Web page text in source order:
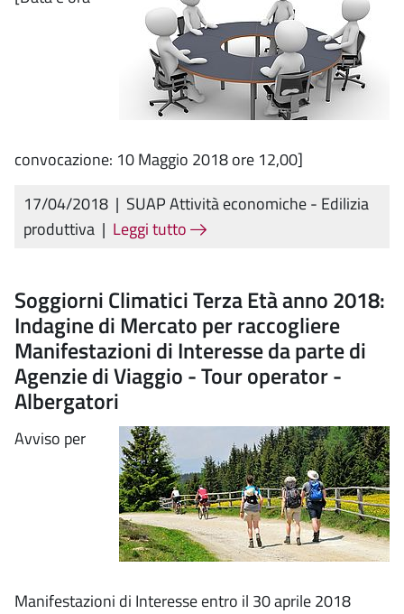
convocazione: 10 Maggio 2018 ore 12,00]
17/04/2018 | SUAP Attività economiche - Edilizia
produttiva | Leggi tutto
Soggiorni Climatici Terza Età anno 2018:
Indagine di Mercato per raccogliere
Manifestazioni di Interesse da parte di
Agenzie di Viaggio - Tour operator -
Albergatori
Avviso per
Manifestazioni di Interesse entro il 30 aprile 2018